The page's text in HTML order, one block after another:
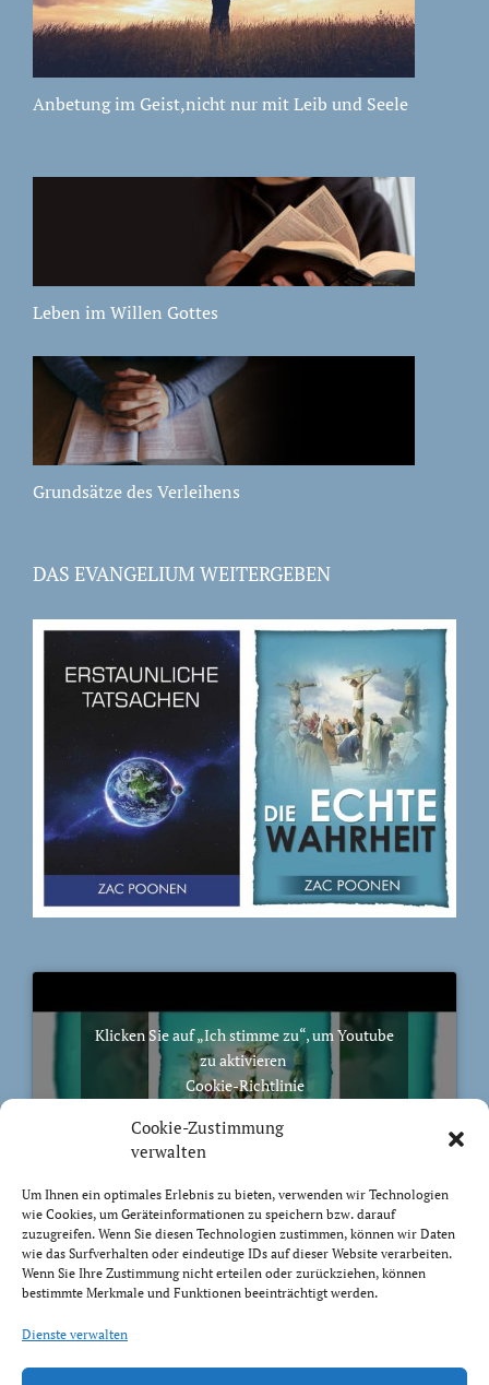
Cookie-Zustimmung
verwalten
Um Ihnen ein optimales Erlebnis zu bieten, verwenden wir Technologien
wie Cookies, um Geräteinformationen zu speichern bzw. darauf
zuzugreifen. Wenn Sie diesen Technologien zustimmen, können wir Daten
wie das Surfverhalten oder eindeutige IDs auf dieser Website verarbeiten.
Wenn Sie Ihre Zustimmung nicht erteilen oder zurückziehen, können
bestimmte Merkmale und Funktionen beeinträchtigt werden.
Dienste verwalten
Anbetung im Geist,nicht nur mit Leib und Seele
Leben im Willen Gottes
Grundsätze des Verleihens
DAS EVANGELIUM WEITERGEBEN
Klicken Sie auf „Ich stimme zu“, um Youtube
zu aktivieren
Cookie-Richtlinie
Ich stimme zu
BIBELVERS DES TAGES
von mir wenden; lass deine Güte und Treue allewege
mich behüten.